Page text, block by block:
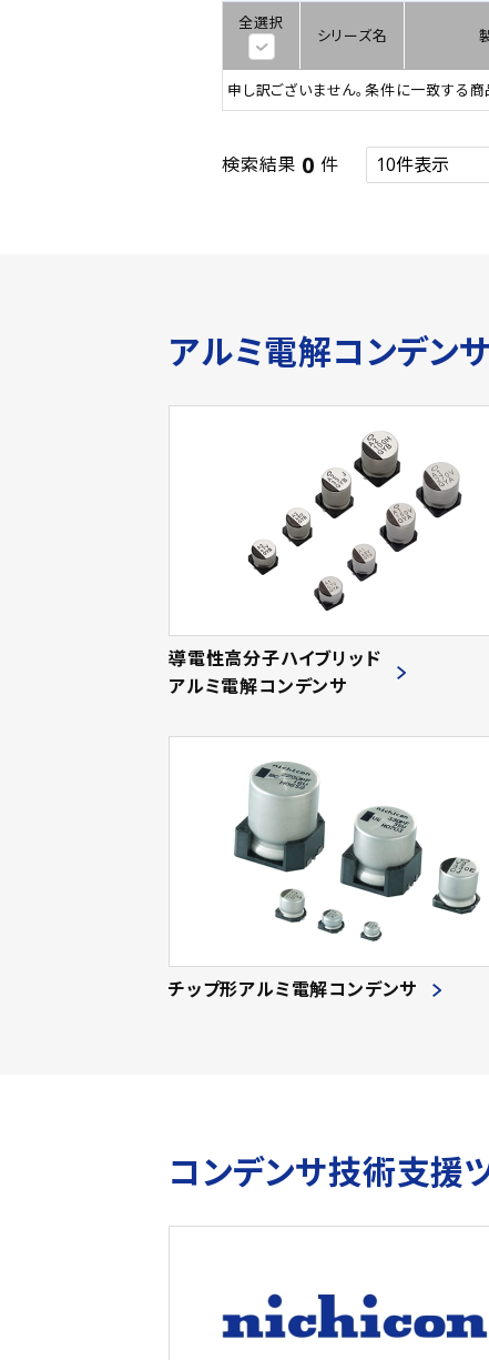
全選択
シリーズ名
申し訳ございません。条件に一致する商
検索結果 0 件
アルミ電解コンデン
導電性高分子ハイブリッド
アルミ電解コンデンサ
チップ形アルミ電解コンデンサ
コンデンサ技術支援